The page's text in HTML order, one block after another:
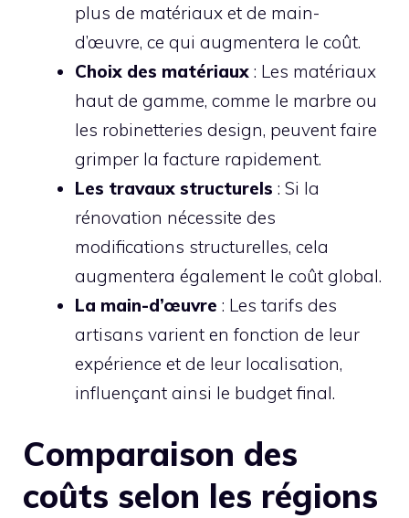
plus de matériaux et de main-
d’œuvre, ce qui augmentera le coût.
Choix des matériaux : Les matériaux
haut de gamme, comme le marbre ou
les robinetteries design, peuvent faire
grimper la facture rapidement.
Les travaux structurels : Si la
rénovation nécessite des
modifications structurelles, cela
augmentera également le coût global.
La main-d’œuvre : Les tarifs des
artisans varient en fonction de leur
expérience et de leur localisation,
influençant ainsi le budget final.
Comparaison des
coûts selon les régions